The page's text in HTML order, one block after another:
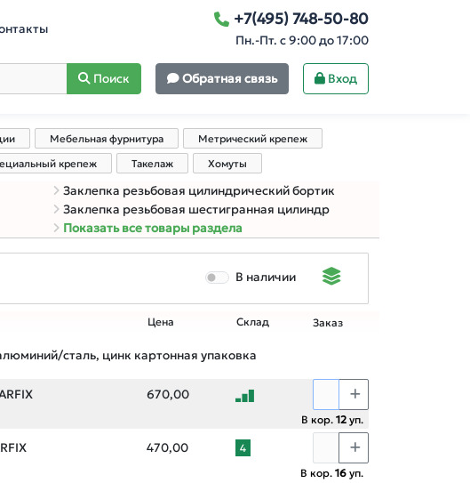
+7(495) 748-50-80
Пн.-Пт. с 9:00 до 17:00
Поиск Обратная связь Вход
Мебельная фурнитура
Метрический крепеж
крепеж Такелаж Хомуты
Заклепка резьбовая цилиндрический бортик
Заклепка резьбовая шестигранная цилиндр
Показать все товары раздела
В наличии
Цена Склад Заказ
сталь, цинк картонная упаковка
670,00
В кор. 12 уп.
470,00
4
В кор. 16 уп.